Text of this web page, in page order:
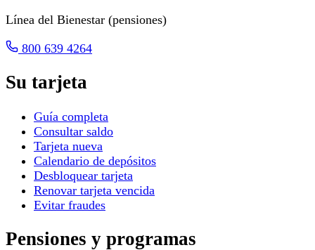
Línea del Bienestar (pensiones)
800 639 4264
Su tarjeta
Guía completa
Consultar saldo
Tarjeta nueva
Calendario de depósitos
Desbloquear tarjeta
Renovar tarjeta vencida
Evitar fraudes
Pensiones y programas